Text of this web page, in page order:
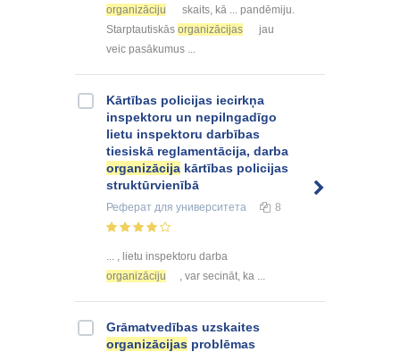
organizāciju
skaits, kā ... pandēmiju.
Starptautiskās organizācijas
jau
veic pasākumus ...
Kārtības policijas iecirkņa
inspektoru un nepilngadīgo
lietu inspektoru darbības
tiesiskā reglamentācija, darba
organizācija kārtības policijas
struktūrvienībā
Реферат для университета 8
... , lietu inspektoru darba
organizāciju
, var secināt, ka ...
Grāmatvedības uzskaites
organizācijas problēmas